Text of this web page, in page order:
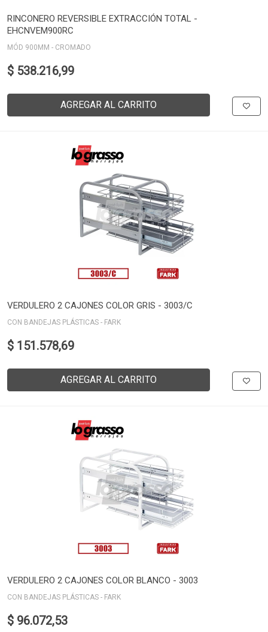
RINCONERO REVERSIBLE EXTRACCIÓN TOTAL -
EHCNVEM900RC
MÓD 900MM - CROMADO
$ 538.216,99
AGREGAR AL CARRITO
VERDULERO 2 CAJONES COLOR GRIS - 3003/C
CON BANDEJAS PLÁSTICAS - FARK
$ 151.578,69
AGREGAR AL CARRITO
VERDULERO 2 CAJONES COLOR BLANCO - 3003
CON BANDEJAS PLÁSTICAS - FARK
$ 96.072,53